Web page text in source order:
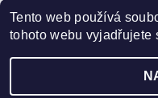
Tento web používá
tohoto webu vyjadřujete